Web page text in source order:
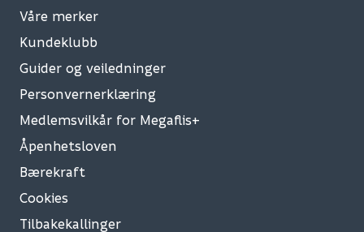
Våre merker
Kundeklubb
Guider og veiledninger
Personvernerklæring
Medlemsvilkår for Megaflis+
Åpenhetsloven
Bærekraft
Cookies
Tilbakekallinger